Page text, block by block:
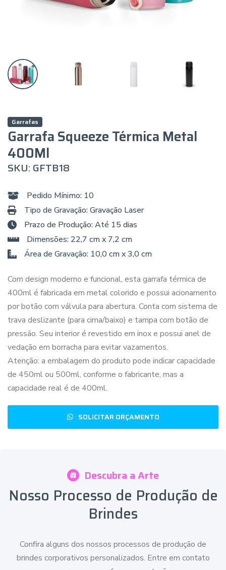
Garrafas
Garrafa Squeeze Térmica Metal
400Ml
SKU: GFTB18
Pedido Mínimo: 10
Tipo de Gravação: Gravação Laser
Prazo de Produção: Até 15 dias
Dimensões: 22,7 cm x 7,2 cm
Área de Gravação: 10,0 cm x 3,0 cm
Com design moderno e funcional, esta garrafa térmica de
400ml é fabricada em metal colorido e possui acionamento
por botão com válvula para abertura. Conta com sistema de
trava deslizante (para cima/baixo) e tampa com botão de
pressão. Seu interior é revestido em inox e possui anel de
vedação em borracha para evitar vazamentos.
Atenção: a embalagem do produto pode indicar capacidade
de 450ml ou 500ml, conforme o fabricante, mas a
capacidade real é de 400ml.
SOLICITAR ORÇAMENTO
Descubra a Arte
Nosso Processo de Produção de
Brindes
Confira alguns dos nossos processos de produção de
brindes corporativos personalizados. Entre em contato